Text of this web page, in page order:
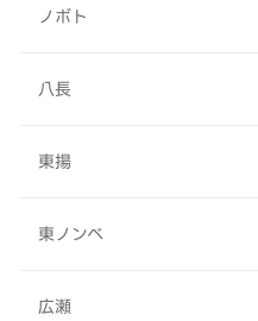
ノボト
八長
東揚
東ノンベ
広瀬